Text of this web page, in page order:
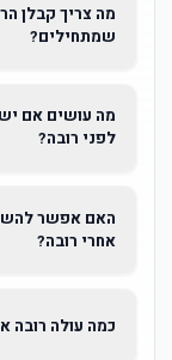
מה צריך קבלן
שמתחילים?
מה עושים אם
לפני רובה?
האם אפשר
אחרי רובה?
כמה עולה רובה